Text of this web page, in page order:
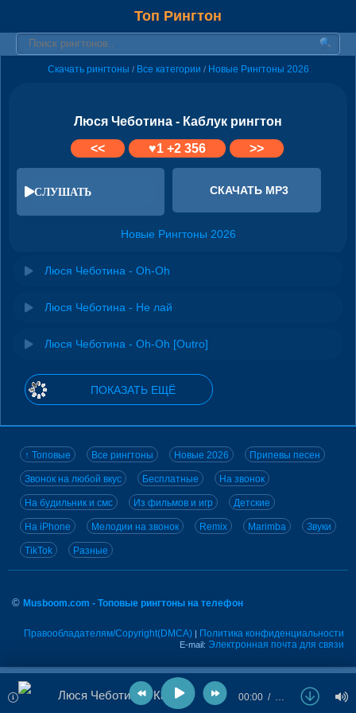
Топ Рингтон
Скачать рингтоны / Все категории / Новые Рингтоны 2026
Люся Чеботина - Каблук рингтон
<<
♥1 +2 356 >>
СЛУШАТЬ СКАЧАТЬ MP3
Новые Рингтоны 2026
Люся Чеботина - Oh-Oh
Люся Чеботина - Не лай
Люся Чеботина - Oh-Oh [Outro]
ПОКАЗАТЬ ЕЩЁ
↑ Топовые Все рингтоны Новые 2026 Припевы песен
Звонок на любой вкус Бесплатные На звонок
На будильник и смс Из фильмов и игр Детские
На iPhone Мелодии на звонок Remix Marimba Звуки
TikTok Разные
© Musboom.com - Топовые рингтоны на телефон
Правообладателям/Copyright(DMCA) | Политика конфиденциальности
E-mail: Электронная почта для связи
Люся Чеботина - Каблук 00:00 …